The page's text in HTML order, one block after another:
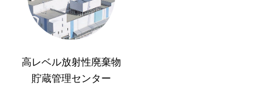
高レベル放射性廃棄物
貯蔵管理センター